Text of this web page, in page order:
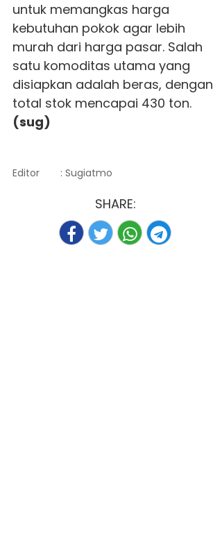
untuk memangkas harga
kebutuhan pokok agar lebih
murah dari harga pasar. Salah
satu komoditas utama yang
disiapkan adalah beras, dengan
total stok mencapai 430 ton.
(sug)
Editor : Sugiatmo
SHARE: